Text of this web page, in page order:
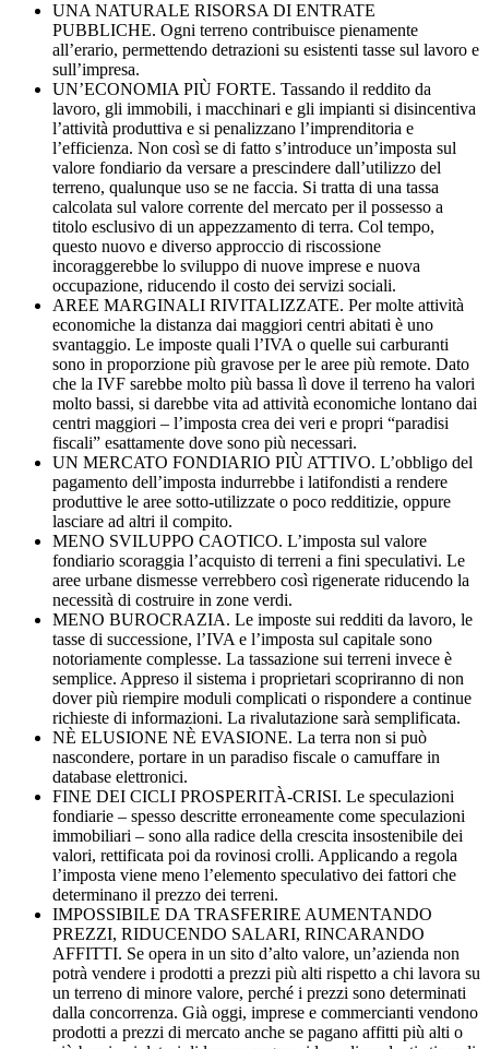
UNA NATURALE RISORSA DI ENTRATE
PUBBLICHE. Ogni terreno contribuisce pienamente
all’erario, permettendo detrazioni su esistenti tasse sul lavoro e
sull’impresa.
UN’ECONOMIA PIÙ FORTE. Tassando il reddito da
lavoro, gli immobili, i macchinari e gli impianti si disincentiva
l’attività produttiva e si penalizzano l’imprenditoria e
l’efficienza. Non così se di fatto s’introduce un’imposta sul
valore fondiario da versare a prescindere dall’utilizzo del
terreno, qualunque uso se ne faccia. Si tratta di una tassa
calcolata sul valore corrente del mercato per il possesso a
titolo esclusivo di un appezzamento di terra. Col tempo,
questo nuovo e diverso approccio di riscossione
incoraggerebbe lo sviluppo di nuove imprese e nuova
occupazione, riducendo il costo dei servizi sociali.
AREE MARGINALI RIVITALIZZATE. Per molte attività
economiche la distanza dai maggiori centri abitati è uno
svantaggio. Le imposte quali l’IVA o quelle sui carburanti
sono in proporzione più gravose per le aree più remote. Dato
che la IVF sarebbe molto più bassa lì dove il terreno ha valori
molto bassi, si darebbe vita ad attività economiche lontano dai
centri maggiori – l’imposta crea dei veri e propri “paradisi
fiscali” esattamente dove sono più necessari.
UN MERCATO FONDIARIO PIÙ ATTIVO. L’obbligo del
pagamento dell’imposta indurrebbe i latifondisti a rendere
produttive le aree sotto-utilizzate o poco redditizie, oppure
lasciare ad altri il compito.
MENO SVILUPPO CAOTICO. L’imposta sul valore
fondiario scoraggia l’acquisto di terreni a fini speculativi. Le
aree urbane dismesse verrebbero così rigenerate riducendo la
necessità di costruire in zone verdi.
MENO BUROCRAZIA. Le imposte sui redditi da lavoro, le
tasse di successione, l’IVA e l’imposta sul capitale sono
notoriamente complesse. La tassazione sui terreni invece è
semplice. Appreso il sistema i proprietari scopriranno di non
dover più riempire moduli complicati o rispondere a continue
richieste di informazioni. La rivalutazione sarà semplificata.
NÈ ELUSIONE NÈ EVASIONE. La terra non si può
nascondere, portare in un paradiso fiscale o camuffare in
database elettronici.
FINE DEI CICLI PROSPERITÀ-CRISI. Le speculazioni
fondiarie – spesso descritte erroneamente come speculazioni
immobiliari – sono alla radice della crescita insostenibile dei
valori, rettificata poi da rovinosi crolli. Applicando a regola
l’imposta viene meno l’elemento speculativo dei fattori che
determinano il prezzo dei terreni.
IMPOSSIBILE DA TRASFERIRE AUMENTANDO
PREZZI, RIDUCENDO SALARI, RINCARANDO
AFFITTI. Se opera in un sito d’alto valore, un’azienda non
potrà vendere i prodotti a prezzi più alti rispetto a chi lavora su
un terreno di minore valore, perché i prezzi sono determinati
dalla concorrenza. Già oggi, imprese e commercianti vendono
prodotti a prezzi di mercato anche se pagano affitti più alti o